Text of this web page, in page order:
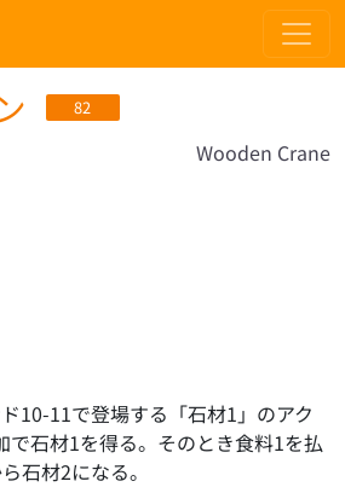
82
Wooden Crane
10-11で登場する「石材1」のアク
で石材1を得る。そのとき食料1を払
石材2になる。